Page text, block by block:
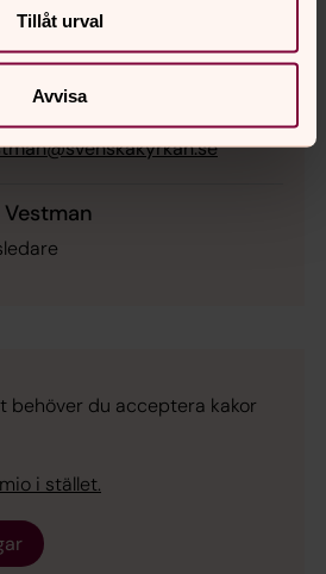
Tillåt urval
Avvisa
i Västra Storsjöbygdens
Mobil:076-1102338
behöver du acceptera kakor
i stället.